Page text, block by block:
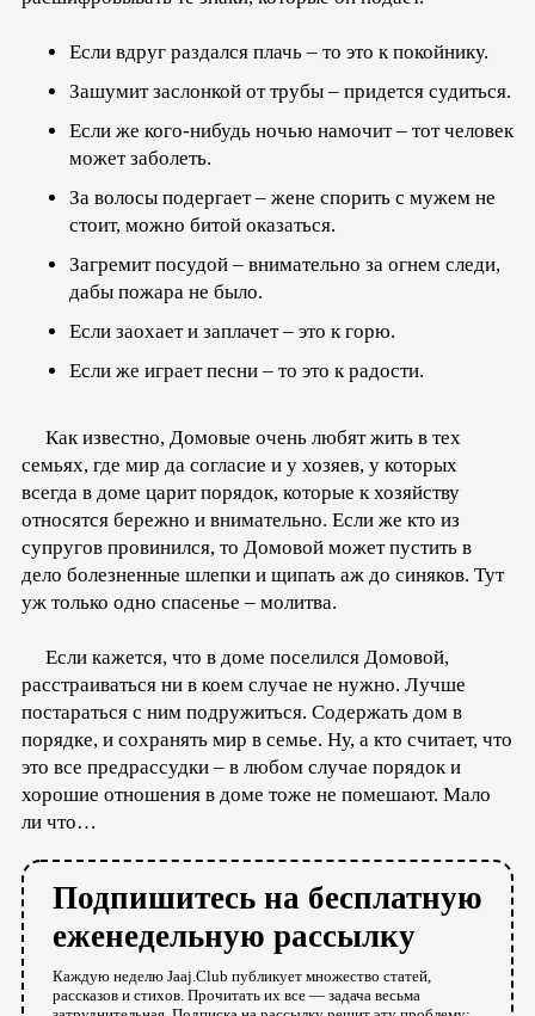
Если вдруг раздался плачь – то это к покойнику.
Зашумит заслонкой от трубы – придется судиться.
Если же кого-нибудь ночью намочит – тот человек
может заболеть.
За волосы подергает – жене спорить с мужем не
стоит, можно битой оказаться.
Загремит посудой – внимательно за огнем следи,
дабы пожара не было.
Если заохает и заплачет – это к горю.
Если же играет песни – то это к радости.
Как известно, Домовые очень любят жить в тех
семьях, где мир да согласие и у хозяев, у которых
всегда в доме царит порядок, которые к хозяйству
относятся бережно и внимательно. Если же кто из
супругов провинился, то Домовой может пустить в
дело болезненные шлепки и щипать аж до синяков. Тут
уж только одно спасенье – молитва.
Если кажется, что в доме поселился Домовой,
расстраиваться ни в коем случае не нужно. Лучше
постараться с ним подружиться. Содержать дом в
порядке, и сохранять мир в семье. Ну, а кто считает, что
это все предрассудки – в любом случае порядок и
хорошие отношения в доме тоже не помешают. Мало
ли что…
Подпишитесь на бесплатную
еженедельную рассылку
Каждую неделю Jaaj.Club публикует множество статей,
рассказов и стихов. Прочитать их все — задача весьма